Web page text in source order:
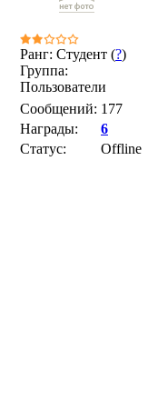
Ранг: Студент (?)
Группа:
Пользователи
Сообщений: 177
Награды:
6
Статус:
Offline